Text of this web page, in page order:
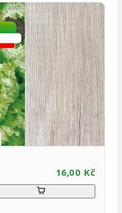
16,00 Kč